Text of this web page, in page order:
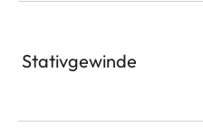
Stativgewinde